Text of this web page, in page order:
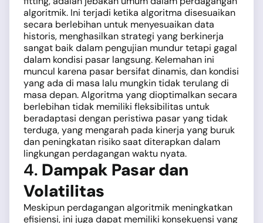
algoritmik. Ini terjadi ketika algoritma disesuaikan
secara berlebihan untuk menyesuaikan data
historis, menghasilkan strategi yang berkinerja
sangat baik dalam pengujian mundur tetapi gagal
dalam kondisi pasar langsung. Kelemahan ini
muncul karena pasar bersifat dinamis, dan kondisi
yang ada di masa lalu mungkin tidak terulang di
masa depan. Algoritma yang dioptimalkan secara
berlebihan tidak memiliki fleksibilitas untuk
beradaptasi dengan peristiwa pasar yang tidak
terduga, yang mengarah pada kinerja yang buruk
dan peningkatan risiko saat diterapkan dalam
lingkungan perdagangan waktu nyata.
4. Dampak Pasar dan
Volatilitas
Meskipun perdagangan algoritmik meningkatkan
efisiensi, ini juga dapat memiliki konsekuensi yang